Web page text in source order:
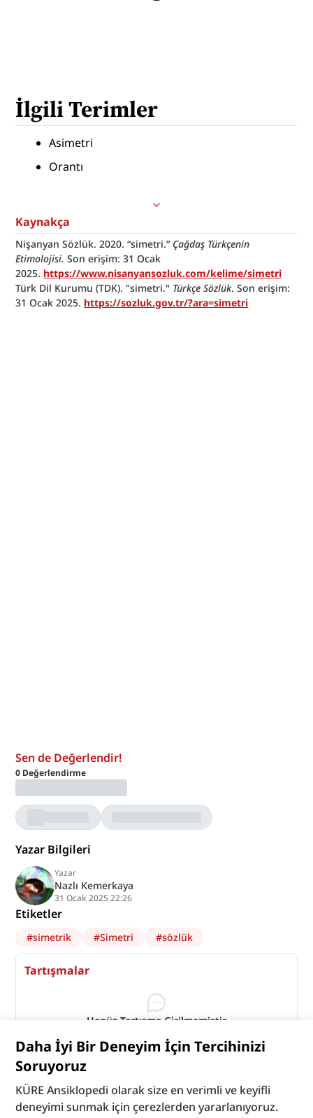
Daha İyi Bir Deneyim İçin Tercihinizi
Soruyoruz
KÜRE Ansiklopedi olarak size en verimli ve keyifli
deneyimi sunmak için çerezlerden yararlanıyoruz.
İlgili Terimler
Asimetri
Orantı
Kaynakça
Nişanyan Sözlük. 2020. “simetri.” Çağdaş Türkçenin
Etimolojisi. Son erişim: 31 Ocak
2025. https://www.nisanyansozluk.com/kelime/simetri
Türk Dil Kurumu (TDK). "simetri." Türkçe Sözlük. Son erişim:
31 Ocak 2025. https://sozluk.gov.tr/?ara=simetri
Sen de Değerlendir!
0 Değerlendirme
Yazar Bilgileri
Yazar
Nazlı Kemerkaya
31 Ocak 2025 22:26
Etiketler
#simetrik #Simetri #sözlük
Tartışmalar
Henüz Tartışma Girilmemiştir
Tartışmaları Görüntüle